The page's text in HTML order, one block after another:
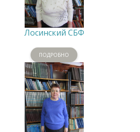
Лосинский СБФ
ПОДРОБНО